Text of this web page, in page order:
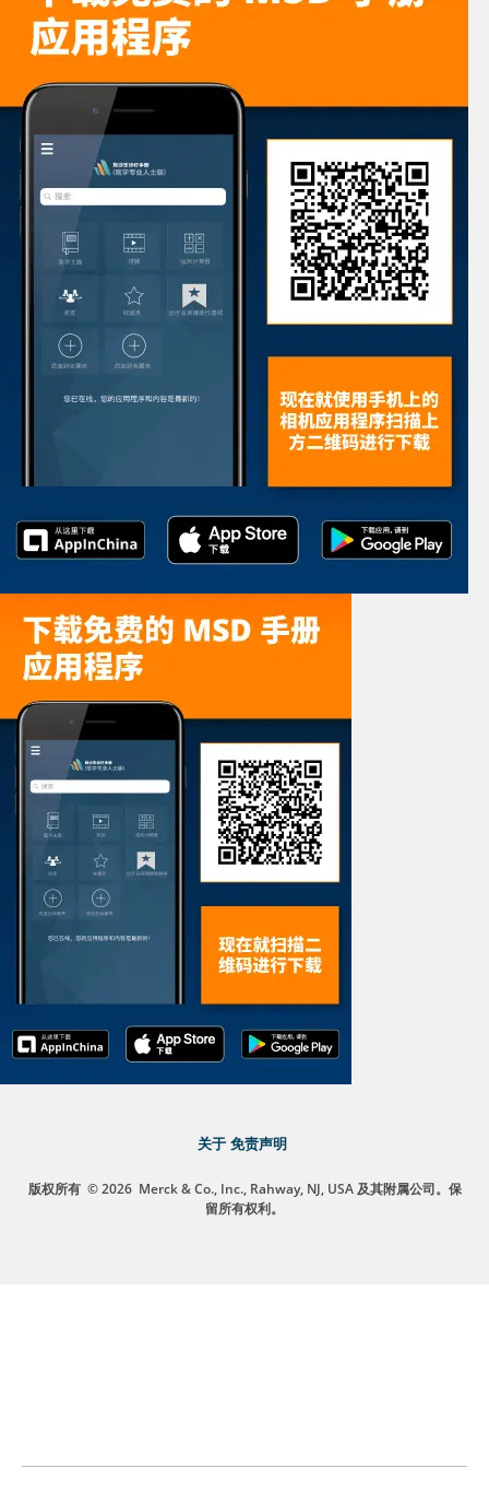
关于 免责声明
版权所有 © 2026 Merck & Co., Inc., Rahway, NJ, USA 及其附属公司。保
留所有权利。